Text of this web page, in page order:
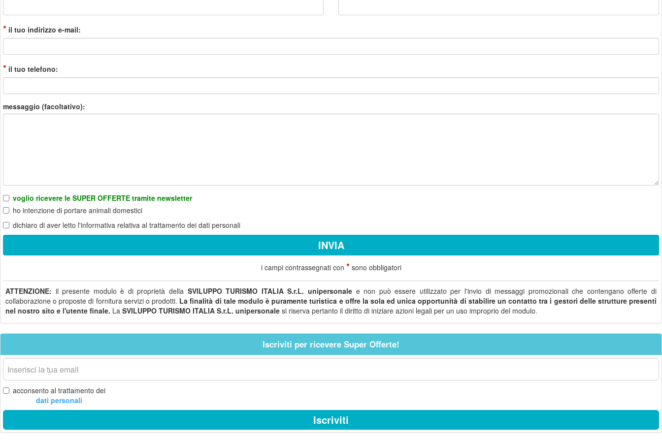
* il tuo indirizzo e-mail:
* il tuo telefono:
messaggio (facoltativo):
voglio ricevere le SUPER OFFERTE tramite newsletter
ho intenzione di portare animali domestici
dichiaro di aver letto l'informativa relativa al trattamento dei dati personali
i campi contrassegnati con *sono obbligatori
ATTENZIONE: il presente modulo è di proprietà della SVILUPPO TURISMO ITALIA S.r.L. unipersonalee non può essere utilizzato per l'invio di messaggi promozionali che contengano offerte di
collaborazione o proposte di fornitura servizi o prodotti. La finalità di tale modulo è puramente turistica e offre la sola ed unica opportunità di stabilire un contatto tra i gestori delle strutture presenti
nel nostro sito e l'utente finale. La SVILUPPO TURISMO ITALIA S.r.L. unipersonale si riserva pertanto il diritto di iniziare azioni legali per un uso improprio del modulo.
Iscriviti per ricevere Super Offerte!
La
tua
email
acconsento al trattamento dei
dati personali
Iscriviti